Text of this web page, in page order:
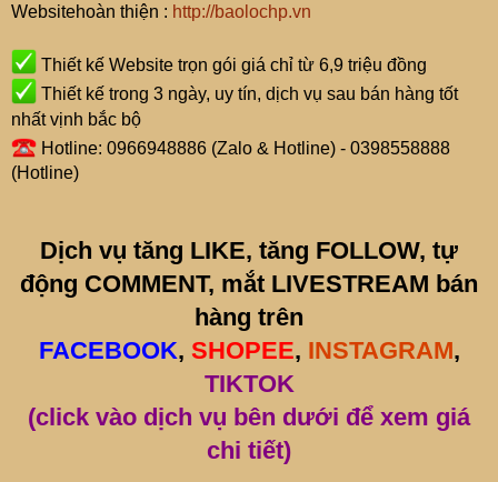
Websitehoàn thiện : http://baolochp.vn
Thiết kế Website trọn gói giá chỉ từ 6,9 triệu đồng
Thiết kế trong 3 ngày, uy tín, dịch vụ sau bán hàng tốt
nhất vịnh bắc bộ
Hotline: 0966948886 (Zalo & Hotline) - 0398558888
(Hotline)
Dịch vụ tăng LIKE, tăng FOLLOW, tự
động COMMENT, mắt LIVESTREAM bán
hàng trên
FACEBOOK, SHOPEE, INSTAGRAM,
TIKTOK
(click vào dịch vụ bên dưới để xem giá
chi tiết)